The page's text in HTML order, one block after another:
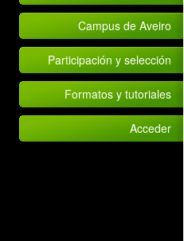
Campus de Aveiro
Participación y selección
Formatos y tutoriales
Acceder